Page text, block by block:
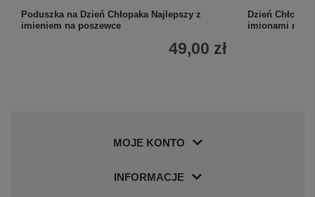
Poduszka na Dzień Chłopaka Najlepszy z
imieniem na poszewce
49,00 zł
Dzień
imionami na
MOJE KONTO
INFORMACJE